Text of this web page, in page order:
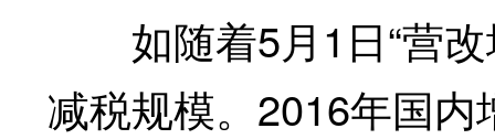
如随着5月1日“营改
减税规模。2016年国